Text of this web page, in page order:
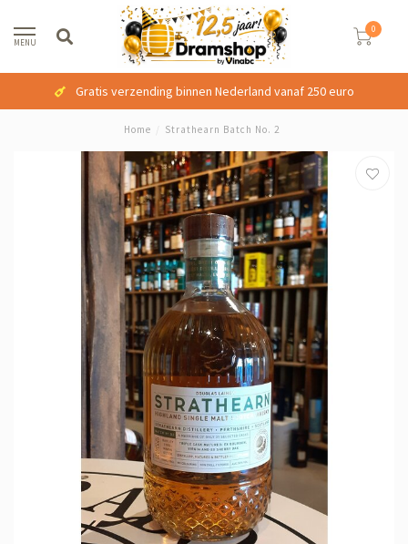
MENU
0
Gratis verzending binnen Nederland vanaf 250 euro
Home Strathearn Batch No. 2